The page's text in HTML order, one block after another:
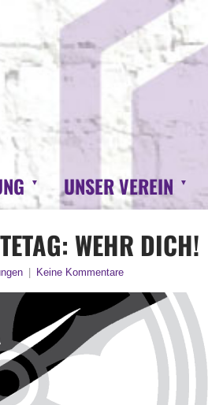
UNSER VEREIN
WEHR DICH!
Keine Kommentare